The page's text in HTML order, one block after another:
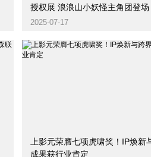
授权展 浪浪山小妖怪主角团登场
2025-07-17
上影元荣膺七项虎啸奖！IP焕新
成果获行业肯定